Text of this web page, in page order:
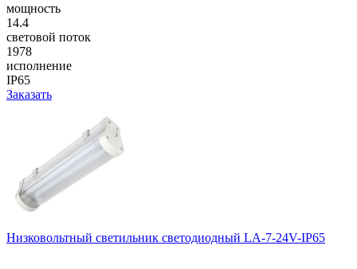
мощность
14.4
световой поток
1978
исполнение
IP65
Заказать
Низковольтный светильник светодиодный LA-7-24V-IP65